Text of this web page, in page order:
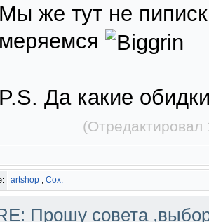
Мы же тут не
меряемся
P.S. Да какие
artshop , Cox.
Прошу совета